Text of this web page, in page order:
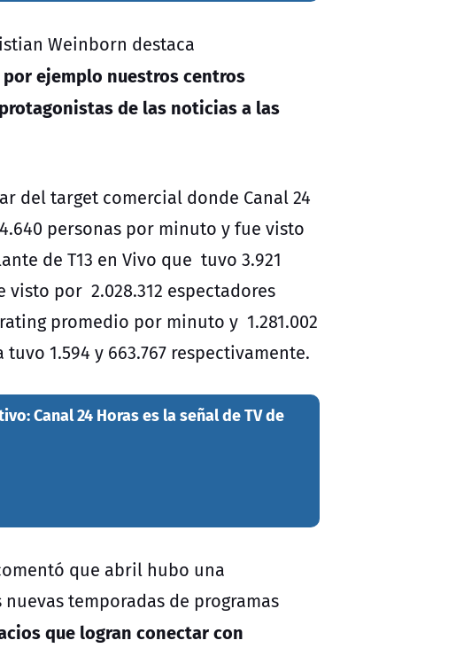
Weinborn destaca
ejemplo nuestros centros
de las noticias a las
del target comercial donde Canal 24
personas por minuto y fue visto
de T13 en Vivo que tuvo 3.921
por 2.028.312 espectadores
promedio por minuto y 1.281.002
1.594 y 663.767 respectivamente.
Canal 24 Horas es la señal de TV de
que abril hubo una
temporadas de programas
que logran conectar con